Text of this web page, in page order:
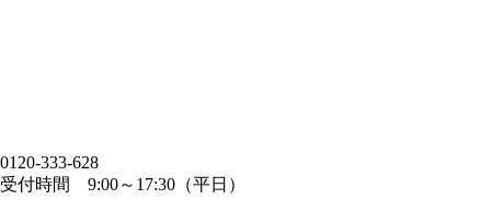
0120-333-628
受付時間 9:00～17:30（平日）